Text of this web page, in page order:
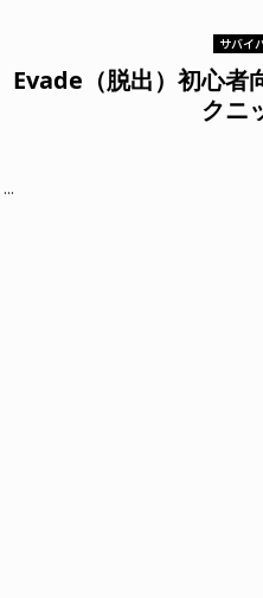
サバイ
Evade（脱出）初心者
クニ
...